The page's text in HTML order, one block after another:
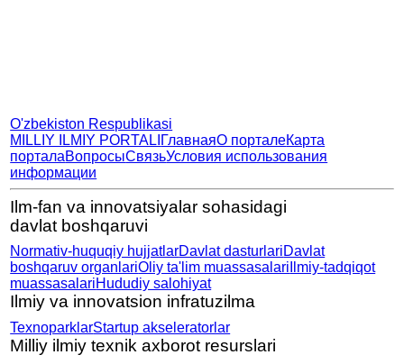
O'zbekiston Respublikasi
MILLIY ILMIY PORTALI ГлавнаяО порталеКарта
порталаВопросыСвязьУсловия использования
информации
Ilm-fan va innovatsiyalar sohasidagi
davlat boshqaruvi
Normativ-huquqiy hujjatlarDavlat dasturlariDavlat
boshqaruv organlariOliy ta'lim muassasalari Ilmiy-tadqiqot
muassasalariHududiy salohiyat
Ilmiy va innovatsion infratuzilma
TexnoparklarStartup akseleratorlar
Milliy ilmiy texnik axborot resurslari